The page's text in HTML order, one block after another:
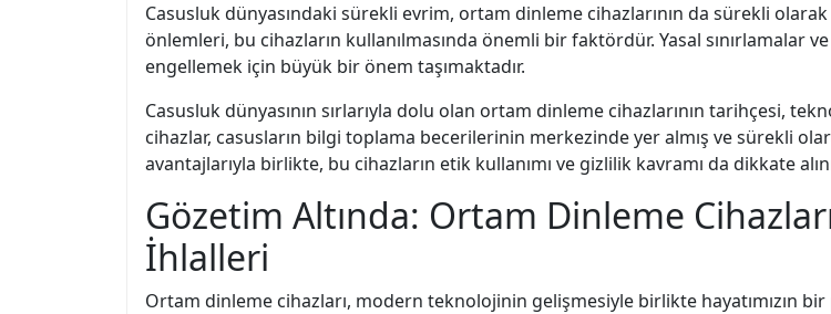
Casusluk dünyasındaki sürekli evrim, ortam dinleme cihazlarının da sürekli
önlemleri, bu cihazların kullanılmasında önemli bir faktördür. Yasal sınırlamalar
engellemek için büyük bir önem taşımaktadır.
Casusluk dünyasının sırlarıyla dolu olan ortam dinleme cihazlarının tarihçesi,
cihazlar, casusların bilgi toplama becerilerinin merkezinde yer almış ve sürekli
avantajlarıyla birlikte, bu cihazların etik kullanımı ve gizlilik kavramı da dikkate
Gözetim Altında: Ortam Dinleme
İhlalleri
Ortam dinleme cihazları, modern teknolojinin gelişmesiyle birlikte hayatımızın